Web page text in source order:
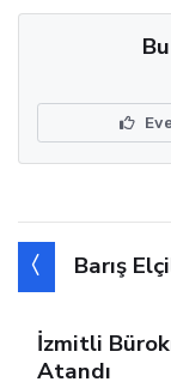
Barış
İzmitli
Atandı